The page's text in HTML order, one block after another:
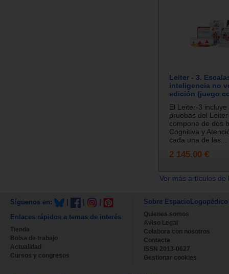
Leiter - 3.
inteligencia no
edición (juego
El Leiter-3
pruebas del
compone de dos
Cognitiva y
cada una de las...
2 145.00 €
Ver más artículos
Síguenos en:
Enlaces rápidos a temas de interés
Tienda
Bolsa de trabajo
Actualidad
Cursos y congresos
Sobre EspacioLogopédico
Quienes somos
Aviso Legal
Colabora con nosotros
Contacta
ISSN 2013-0627
Gestionar cookies